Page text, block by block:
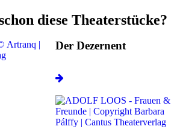
diese Theaterstücke?
Der Dezernent